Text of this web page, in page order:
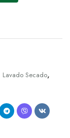
Lavado Secado,